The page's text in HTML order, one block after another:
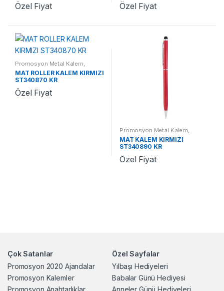
Özel Fiyat Özel Fiyat
Promosyon Metal Kalem,
Promosyon Kalemler
MAT ROLLER KALEM KIRMIZI
ST340870 KR
Özel Fiyat
Promosyon Metal Kalem,
Promosyon Kalemler
MAT KALEM KIRMIZI
ST340890 KR
Özel Fiyat
Çok Satanlar
Promosyon 2020 Ajandalar
Promosyon Kalemler
Promosyon Anahtarlıklar
Özel Sayfalar
Yılbaşı Hediyeleri
Babalar Günü Hediyesi
Anneler Günü Hediyeleri